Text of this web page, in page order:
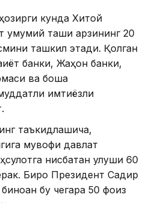
кунда Хитой
умумий ташқи қарзининг 20
ташкил этади. Қолган
банки, Жаҳон банки,
ва бошқа
имтиёзли
таъкидлашича,
мувофиқ давлат
нисбатан улуши 60
Бироқ Президент Садир
бу чегара 50 фоиз